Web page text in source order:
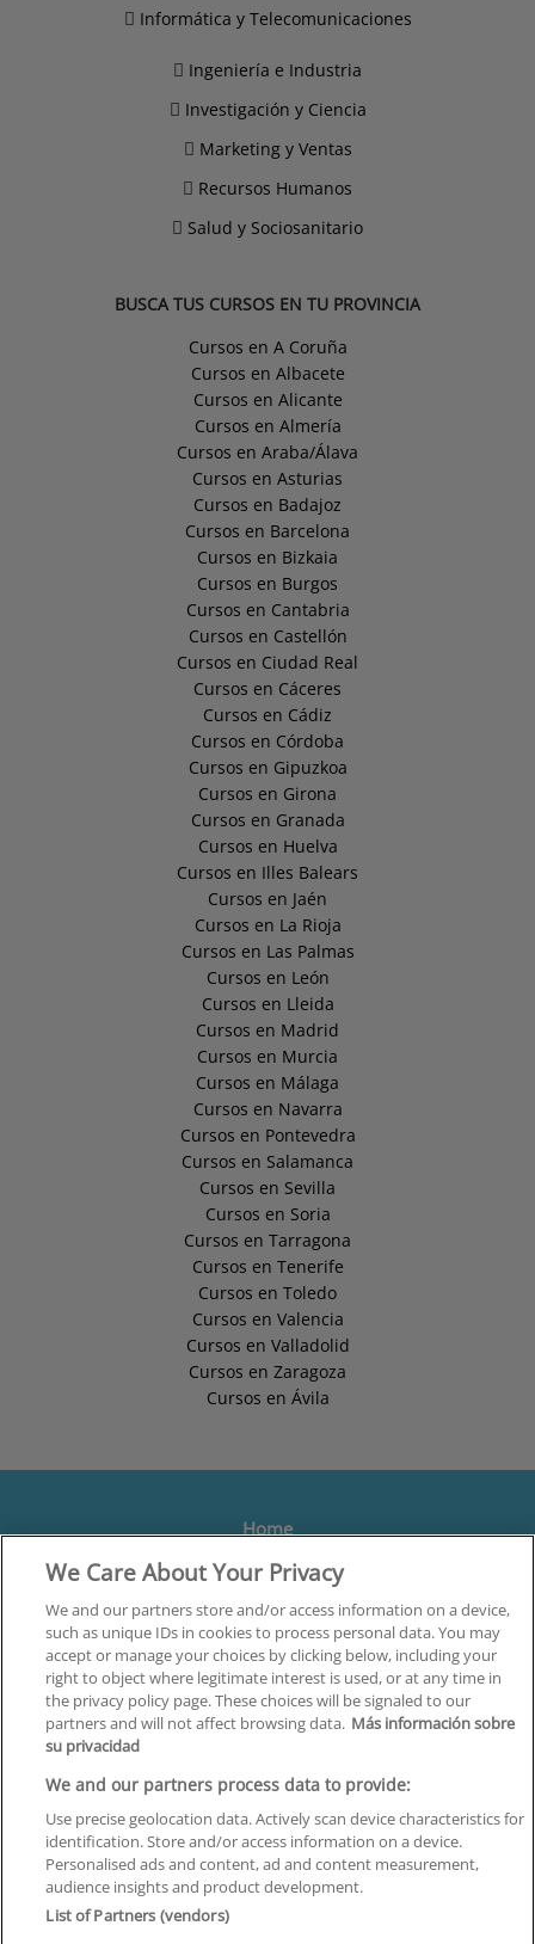
Informática y Telecomunicaciones
Ingeniería e Industria
Investigación y Ciencia
Marketing y Ventas
Recursos Humanos
Salud y Sociosanitario
BUSCA TUS CURSOS EN TU PROVINCIA
Cursos en A Coruña
Cursos en Albacete
Cursos en Alicante
Cursos en Almería
Cursos en Araba/Álava
Cursos en Asturias
Cursos en Badajoz
Cursos en Barcelona
Cursos en Bizkaia
Cursos en Burgos
Cursos en Cantabria
Cursos en Castellón
Cursos en Ciudad Real
Cursos en Cáceres
Cursos en Cádiz
Cursos en Córdoba
Cursos en Gipuzkoa
Cursos en Girona
Cursos en Granada
Cursos en Huelva
Cursos en Illes Balears
Cursos en Jaén
Cursos en La Rioja
Cursos en Las Palmas
Cursos en León
Cursos en Lleida
Cursos en Madrid
Cursos en Murcia
Cursos en Málaga
Cursos en Navarra
Cursos en Pontevedra
Cursos en Salamanca
Cursos en Sevilla
Cursos en Soria
Cursos en Tarragona
Cursos en Tenerife
Cursos en Toledo
Cursos en Valencia
Cursos en Valladolid
Cursos en Zaragoza
Cursos en Ávila
Home
Formación
Centros
Orientación
Quiénes somos
Contacta
Aviso Legal
Política de Privacidad
Política de Cookies
Canal Ético
We Care About Your Privacy
We and our partners store and/or access information on a device,
such as unique IDs in cookies to process personal data. You may
accept or manage your choices by clicking below, including your
right to object where legitimate interest is used, or at any time in
the privacy policy page. These choices will be signaled to our
partners and will not affect browsing data. Más información sobre
su privacidad
We and our partners process data to provide:
Use precise geolocation data. Actively scan device characteristics for
identification. Store and/or access information on a device.
Personalised ads and content, ad and content measurement,
audience insights and product development.
List of Partners (vendors)